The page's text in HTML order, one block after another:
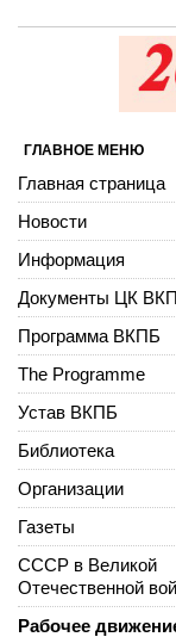
ГЛАВНОЕ МЕНЮ
Главная страница
Новости
Информация
Документы ЦК
Программа ВКПБ
The Programme
Устав ВКПБ
Библиотека
Организации
Газеты
СССР в Великой
Отечественной
Рабочее